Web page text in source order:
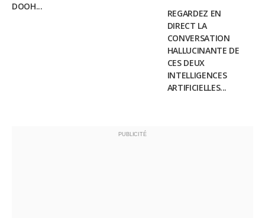
DOOH...
REGARDEZ EN
DIRECT LA
CONVERSATION
HALLUCINANTE DE
CES DEUX
INTELLIGENCES
ARTIFICIELLES...
PUBLICITÉ